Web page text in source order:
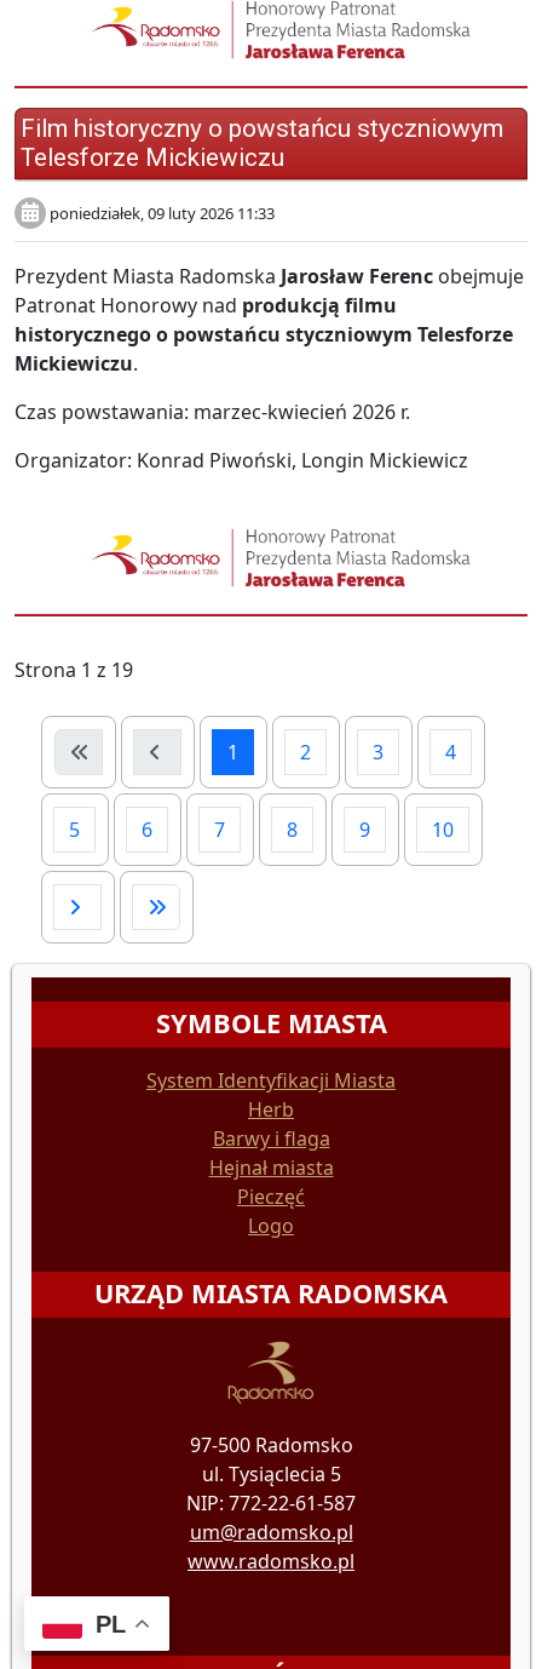
Film historyczny o powstańcu styczniowym
Telesforze Mickiewiczu
poniedziałek, 09 luty 2026 11:33
Prezydent Miasta Radomska Jarosław Ferenc obejmuje
Patronat Honorowy nad produkcją filmu
historycznego o powstańcu styczniowym Telesforze
Mickiewiczu.
Czas powstawania: marzec-kwiecień 2026 r.
Organizator: Konrad Piwoński, Longin Mickiewicz
Strona 1 z 19
1 2 3 4
5 6 7 8 9 10
SYMBOLE MIASTA
System Identyfikacji Miasta
Herb
Barwy i flaga
Hejnał miasta
Pieczęć
Logo
URZĄD MIASTA RADOMSKA
97-500 Radomsko
ul. Tysiąclecia 5
NIP: 772-22-61-587
um@radomsko.pl
www.radomsko.pl
PL